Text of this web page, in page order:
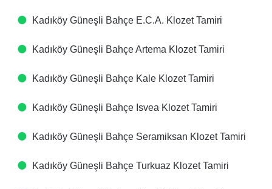
Kadıköy Güneşli Bahçe E.C.A. Klozet Tamiri
Kadıköy Güneşli Bahçe Artema Klozet Tamiri
Kadıköy Güneşli Bahçe Kale Klozet Tamiri
Kadıköy Güneşli Bahçe Isvea Klozet Tamiri
Kadıköy Güneşli Bahçe Seramiksan Klozet Tamiri
Kadıköy Güneşli Bahçe Turkuaz Klozet Tamiri